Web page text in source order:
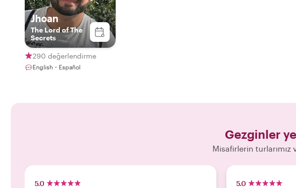
Jhoan
The Lord of The
Secrets
290 değerlendirme
English・Español
Gezginler
Misafirlerin turlarımız
5.0 5.0